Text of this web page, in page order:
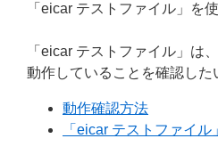
「eicar テストファイル」を
「eicar テストファイル」は
動作していることを確認し
動作確認方法
「eicar テストファイ